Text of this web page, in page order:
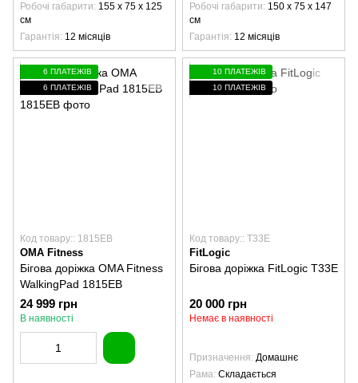
Робочі габарити 155 х 75 х 125
см
Гарантія 12 місяців
Робочі габарити 150 х 75 х 147
см
Гарантія 12 місяців
6 ПЛАТЕЖІВ
6 ПЛАТЕЖІВ
Код товару:: 1815EB
OMA Fitness
Бігова доріжка OMA Fitness
WalkingPad 1815EB
24 999 грн
В наявності
10 ПЛАТЕЖІВ
10 ПЛАТЕЖІВ
Код товару:: T33E
FitLogic
Бігова доріжка FitLogic T33E
20 000 грн
Немає в наявності
Призначення Домашнє
Рама Складається